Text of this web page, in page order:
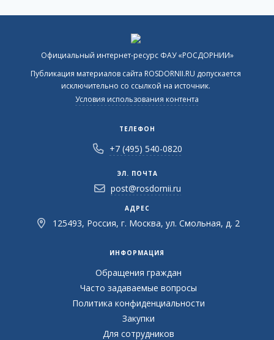
Официальный интернет-ресурс ФАУ «РОСДОРНИИ»
Публикация материалов сайта ROSDORNII.RU допускается
исключительно со ссылкой на источник.
Условия использования контента
ТЕЛЕФОН
+7 (495) 540-0820
ЭЛ. ПОЧТА
post@rosdornii.ru
АДРЕС
125493, Россия, г. Москва, ул. Смольная, д. 2
ИНФОРМАЦИЯ
Обращения граждан
Часто задаваемые вопросы
Политика конфиденциальности
Закупки
Для сотрудников